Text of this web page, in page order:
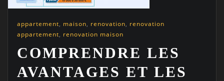
appartement, maison, renovation, renovation
appartement, renovation maison
COMPRENDRE LES
AVANTAGES ET LES